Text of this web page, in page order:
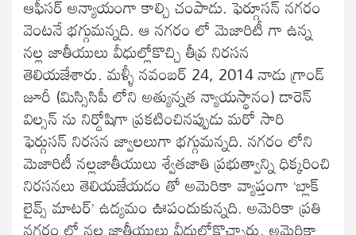
ఆఫీసర్ అన్యాయంగా కాల్చి చంపాడు. ఫెర్గూసన్ నగరం
వెంటనే భగ్గుమన్నది. ఆ నగరం లో మెజారిటీ గా ఉన్న
నల్ల జాతీయులు వీధుల్లోకొచ్చి తీవ్ర నిరసన
తెలియజేశారు. మళ్ళీ నవంబర్ 24, 2014 నాడు గ్రాండ్
జూరీ (మిస్సిసిపీ లోని అత్యున్నత న్యాయస్థానం) డారెన్
విల్సన్ ను నిర్దోషిగా ప్రకటించినప్పుడు మరో సారి
ఫెర్గుసన్ నిరసన జ్వాలలుగా భగ్గుమన్నది. నగరం లోని
మెజారిటీ నల్లజాతీయులు శ్వేతజాతి ప్రభుత్వాన్ని ధిక్కరించి
నిరసనలు తెలియజేయడం తో అమెరికా వ్యాప్తంగా ‘బ్లాక్
లైవ్స్ మాటర్’ ఉద్యమం ఊపందుకున్నది. అమెరికా ప్రతి